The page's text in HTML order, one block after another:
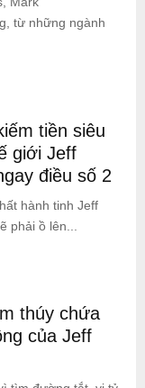
từ những ngành
tiền siêu
giới Jeff
điều số 2
hành tinh Jeff
phải ồ lên...
thúy chứa
của Jeff